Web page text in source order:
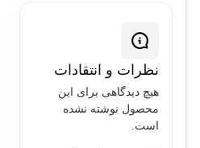
نظرات و انتقادات
هیچ دیدگاهی برای این
محصول نوشته نشده
است.